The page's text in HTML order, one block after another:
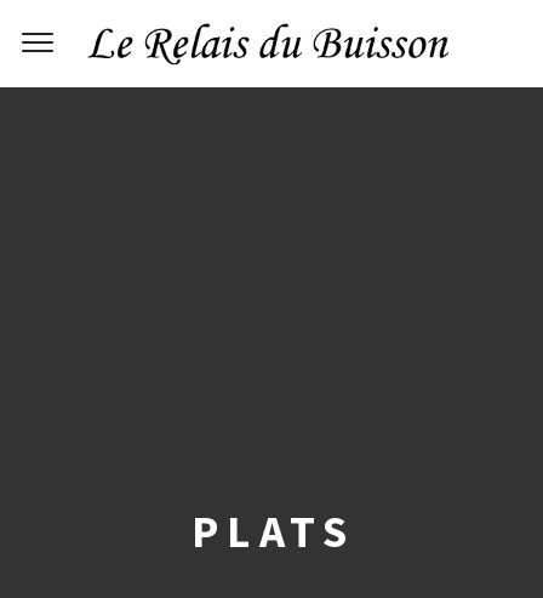
PLATS